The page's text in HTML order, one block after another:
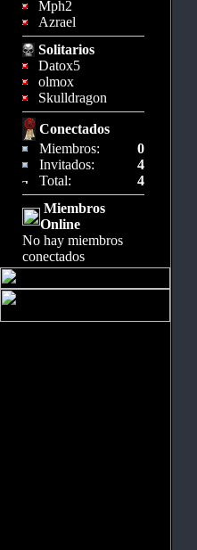
Mph2
Azrael
Solitarios
Datox5
olmox
Skulldragon
Conectados
Miembros:
0
Invitados:
4
Total:
4
Miembros
Online
No hay miembros
conectados